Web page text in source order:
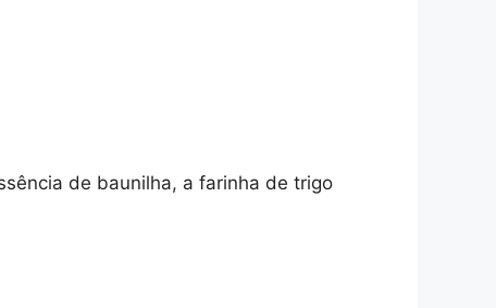
de baunilha, a farinha de trigo